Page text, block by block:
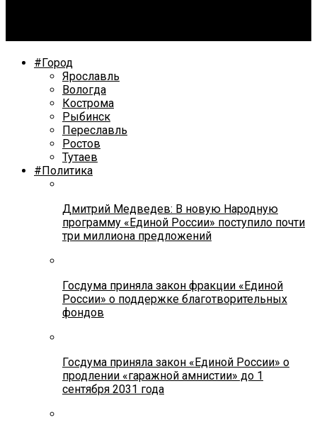
#Город
Ярославль
Вологда
Кострома
Рыбинск
Переславль
Ростов
Тутаев
#Политика
Дмитрий Медведев: В новую Народную
программу «Единой России» поступило почти
три миллиона предложений
Госдума приняла закон фракции «Единой
России» о поддержке благотворительных
фондов
Госдума приняла закон «Единой России» о
продлении «гаражной амнистии» до 1
сентября 2031 года